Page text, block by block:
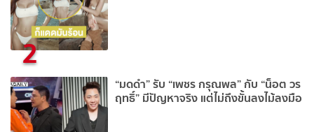
2
“มดดำ” รับ “เพชร กรุณพล” กับ “น็อต วร
ฤทธิ์” มีปัญหาจริง แต่ไม่ถึงขั้นลงไม้ลงมือ